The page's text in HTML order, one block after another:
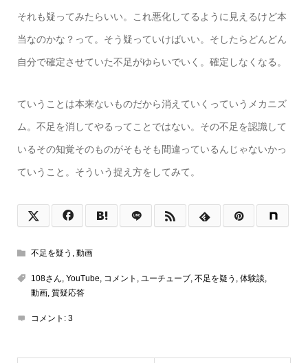
それも疑ってみたらいい。これ悪化してるように見えるけど本
当なのかな？って。そう疑っていけばいい。そしたらどんどん
自分で確定させていた不足がゆらいでいく。確定しなくなる。
ていうことは本来ないものだから消えていくっていうメカニズ
ム。不足を消してやるってことではない。その不足を認識して
いるその知覚そのものがそもそも間違っているんじゃないかっ
ていうこと。そういう捉え方をしてみて。
不足を疑う , 動画
108さん, YouTube, コメント , ユーチューブ, 不足を疑う , 体験談,
動画, 質疑応答
コメント: 3